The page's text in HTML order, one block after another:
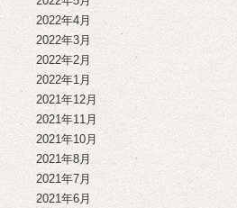
2022年4月
2022年3月
2022年2月
2022年1月
2021年12月
2021年11月
2021年10月
2021年8月
2021年7月
2021年6月